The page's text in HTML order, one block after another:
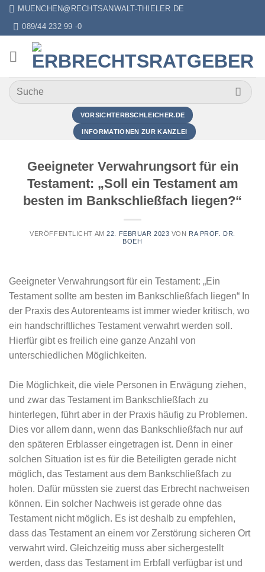
Zum
Inhalt
springen
MUENCHEN@RECHTSANWALT-THIELER.DE
089/44 232 99 -0
VORSICHTERBSCHLEICHER.DE
INFORMATIONEN ZUR KANZLEI
Geeigneter Verwahrungsort für ein
Testament: „Soll ein Testament am
besten im Bankschließfach liegen?“
VERÖFFENTLICHT AM22. FEBRUAR 2023 VON RA PROF. DR.
BOEH
Geeigneter Verwahrungsort für ein Testament: „Ein
Testament sollte am besten im Bankschließfach liegen“ In
der Praxis des Autorenteams ist immer wieder kritisch, wo
ein handschriftliches Testament verwahrt werden soll.
Hierfür gibt es freilich eine ganze Anzahl von
unterschiedlichen Möglichkeiten.
Die Möglichkeit, die viele Personen in Erwägung ziehen,
und zwar das Testament im Bankschließfach zu
hinterlegen, führt aber in der Praxis häufig zu Problemen.
Dies vor allem dann, wenn das Bankschließfach nur auf
den späteren Erblasser eingetragen ist. Denn in einer
solchen Situation ist es für die Beteiligten gerade nicht
möglich, das Testament aus dem Bankschließfach zu
holen. Dafür müssten sie zuerst das Erbrecht nachweisen
können. Ein solcher Nachweis ist gerade ohne das
Testament nicht möglich. Es ist deshalb zu empfehlen,
dass das Testament an einem vor Zerstörung sicheren Ort
verwahrt wird. Gleichzeitig muss aber sichergestellt
werden, dass das Testament im Erbfall verfügbar ist und